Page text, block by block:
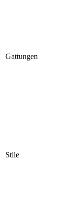
Gattungen
Stile